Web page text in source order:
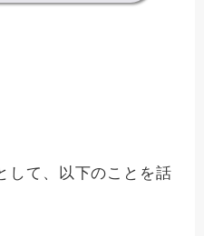
して、以下のことを話